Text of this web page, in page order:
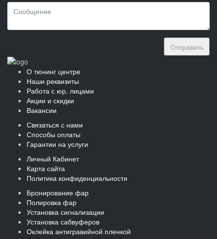
Отправить
О тюнинг центре
Наши реквизиты
Работа с юр. лицами
Акции и скидки
Вакансии
Связаться с нами
Способы оплаты
Гарантии на услуги
Личный Кабинет
Карта сайта
Политика конфиденциальности
Бронирование фар
Полировка фар
Установка сигнализации
Установка сабвуферов
Оклейка антигравийной пленкой